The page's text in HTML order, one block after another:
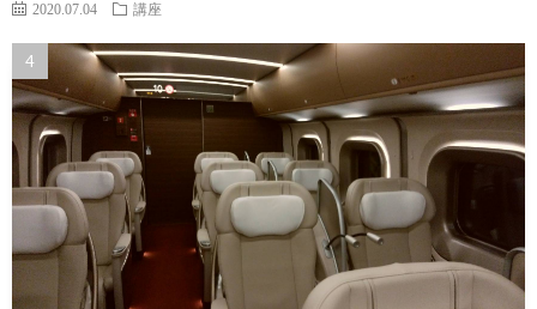
2020.07.04 講座